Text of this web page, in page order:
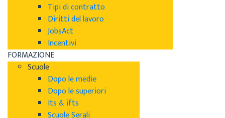
Tipi di contratto
Diritti del lavoro
JobsAct
Incentivi
FORMAZIONE
Scuole
Dopo le medie
Dopo le superiori
Its & ifts
Scuole Serali